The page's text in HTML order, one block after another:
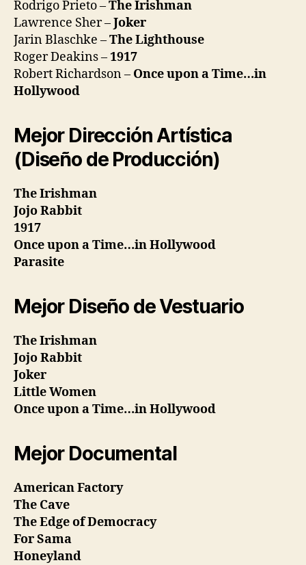
Rodrigo Prieto –The Irishman
Lawrence Sher –Joker
Jarin Blaschke –The Lighthouse
Roger Deakins –1917
Robert Richardson – Once upon a Time…in
Hollywood
Mejor Dirección Artística
(Diseño de Producción)
The Irishman
Jojo Rabbit
1917
Once upon a Time…in Hollywood
Parasite
Mejor Diseño de Vestuario
The Irishman
Jojo Rabbit
Joker
Little Women
Once upon a Time…in Hollywood
Mejor Documental
American Factory
The Cave
The Edge of Democracy
For Sama
Honeyland